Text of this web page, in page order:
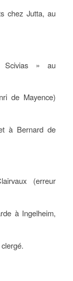
chez Jutta, au
Scivias » au
de Mayence)
à Bernard de
(erreur
à Ingelheim,